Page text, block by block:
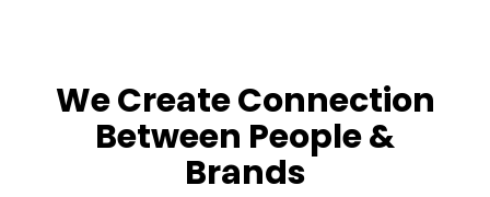
We Create Connection
Between People &
Brands